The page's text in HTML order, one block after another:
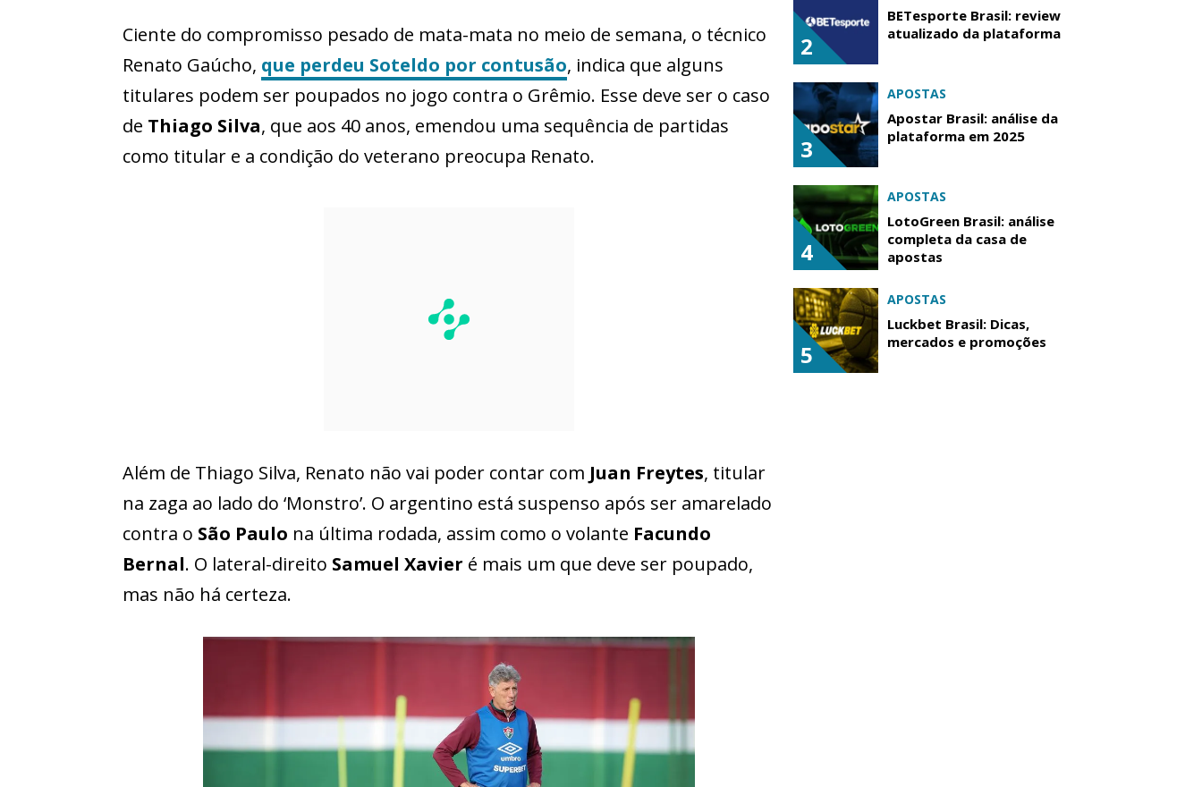
Ciente do compromisso pesado de mata-mata no meio de semana, o técnico
Renato Gaúcho, que perdeu Soteldo por contusão, indica que alguns
titulares podem ser poupados no jogo contra o Grêmio. Esse deve ser o caso
de Thiago Silva, que aos 40 anos, emendou uma sequência de partidas
como titular e a condição do veterano preocupa Renato.
Além de Thiago Silva, Renato não vai poder contar com Juan Freytes, titular
na zaga ao lado do ‘Monstro’. O argentino está suspenso após ser amarelado
contra o São Paulo na última rodada, assim como o volante Facundo
Bernal. O lateral-direito Samuel Xavier é mais um que deve ser poupado,
mas não há certeza.
2
BETesporte Brasil: review
atualizado da plataforma
3
APOSTAS
Apostar Brasil: análise da
plataforma em 2025
4
APOSTAS
LotoGreen Brasil: análise
completa da casa de
apostas
5
APOSTAS
Luckbet Brasil: Dicas,
mercados e promoções